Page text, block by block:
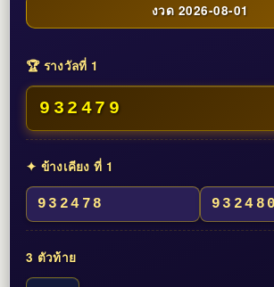
งวด 2026-08-01
🏆 รางวัลที่ 1
932479
✦ ข้างเคียง ที่ 1
932478 932480
3 ตัวท้าย